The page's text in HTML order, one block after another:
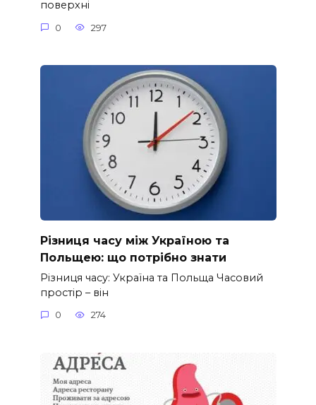
поверхні
0 297
Різниця часу між Україною та
Польщею: що потрібно знати
Різниця часу: Україна та Польща Часовий
простір – він
0 274